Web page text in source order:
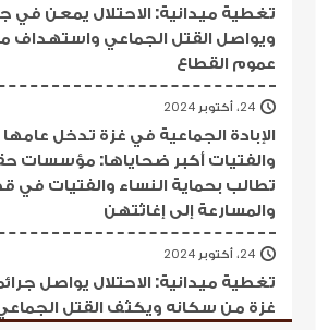
تغطية ميدانية: الاحتلال يمعن في
ويواصل القتل الجماعي واستهداف
عموم القطاع
24، أكتوبر 2024
الإبادة الجماعية في غزة تدخل عامها
والفتيات أكبر ضحاياها: مؤسسات
تطالب بحماية النساء والفتيات في
والمسارعة إلى إغاثتهن
24، أكتوبر 2024
تغطية ميدانية: الاحتلال يواصل
غزة من سكانه ويكثف القتل